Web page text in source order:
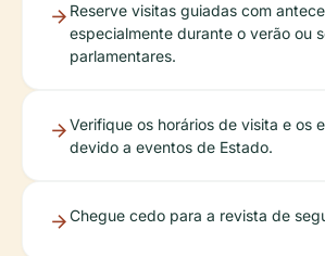
Reserve visitas guiadas com
especialmente durante o verão ou
parlamentares.
Verifique os horários de visita e os
devido a eventos de Estado.
Chegue cedo para a revista de